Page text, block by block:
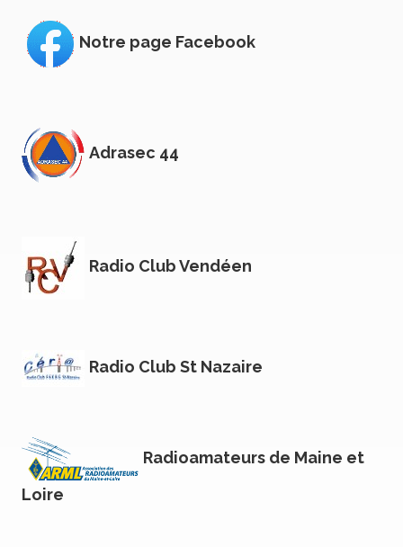
Notre page Facebook
Adrasec 44
Radio Club Vendéen
Radio Club St Nazaire
Radioamateurs de Maine et
Loire